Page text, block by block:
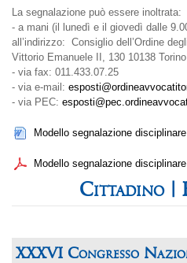
La segnalazione può essere inoltrata:
- a mani (il lunedì e il giovedì dalle
all’indirizzo: Consiglio dell’Ordine
Vittorio Emanuele II, 130 10138 Torino
- via fax: 011.433.07.25
- via e-mail:
- via PEC:
Modello segnalazione disciplinare
Modello segnalazione
XXXVI Congresso